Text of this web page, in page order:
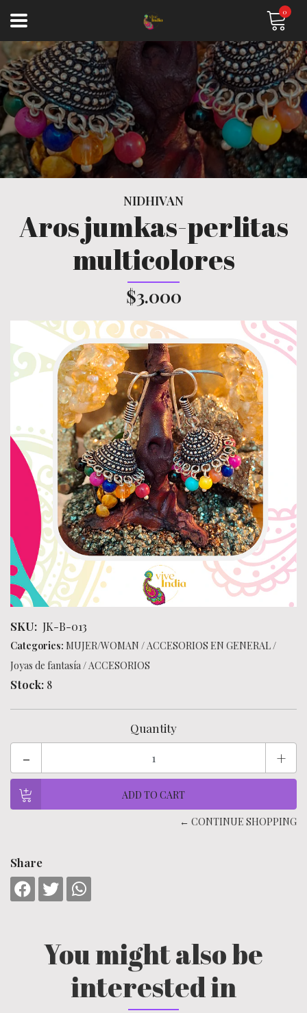
0
NIDHIVAN
Aros jumkas-perlitas
multicolores
$3.000
SKU: JK-B-013
Categories: MUJER/WOMAN /ACCESORIOS EN GENERAL/
Joyas de fantasía/ACCESORIOS
Stock: 8
Quantity
- +
← CONTINUE SHOPPING
Share
You might also be
interested in